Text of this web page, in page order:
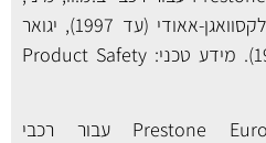
וולוו, מרצדס (עד 2014), פולקסוואגן-אאודי (עד 1997), יגואר
Product Safety
נוזל קירור ורוד Prestone European עבור רכבי